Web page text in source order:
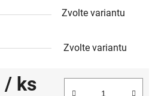
Zvolte variantu
Zvolte variantu
/ ks